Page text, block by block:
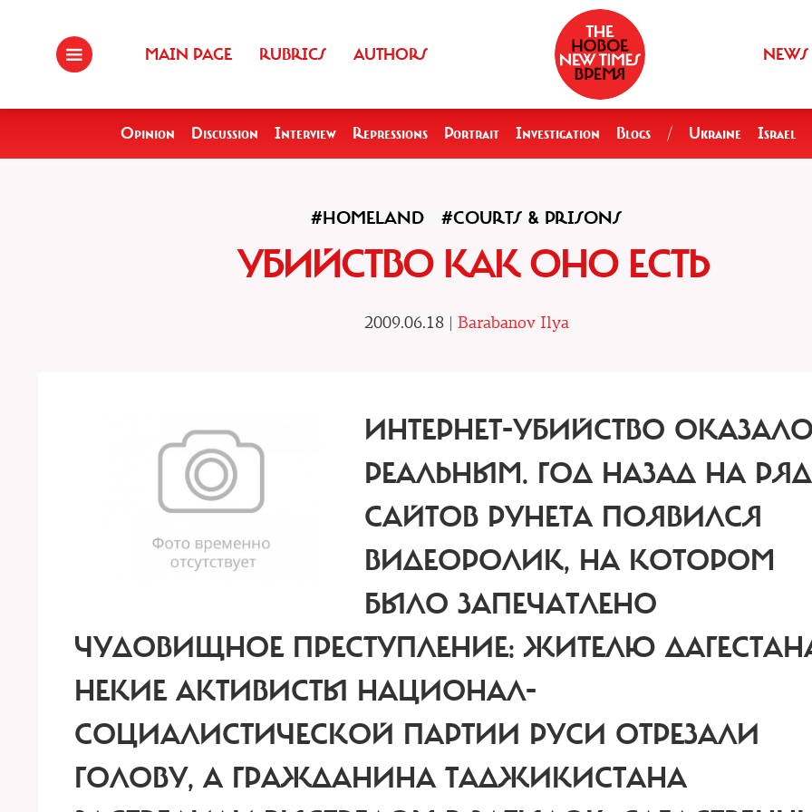
MAIN PAGE RUBRICS AUTHORS NEWS
Opinion Discussion Interview Repressions Portrait Investigation Blogs / Ukraine Israel
#HOMELAND #COURTS & PRISONS
УБИЙСТВО КАК ОНО ЕСТЬ
2009.06.18 | Barabanov Ilya
ИНТЕРНЕТ-УБИЙСТВО
РЕАЛЬНЫМ. ГОД НАЗАД НА
САЙТОВ РУНЕТА ПОЯВИЛСЯ
ВИДЕОРОЛИК, НА КОТОРОМ
БЫЛО ЗАПЕЧАТЛЕНО
ЧУДОВИЩНОЕ ПРЕСТУПЛЕНИЕ: ЖИТЕЛЮ
НЕКИЕ АКТИВИСТЫ НАЦИОНАЛ-
СОЦИАЛИСТИЧЕСКОЙ ПАРТИИ РУСИ ОТРЕЗАЛИ
ГОЛОВУ, А ГРАЖДАНИНА ТАДЖИКИСТАНА